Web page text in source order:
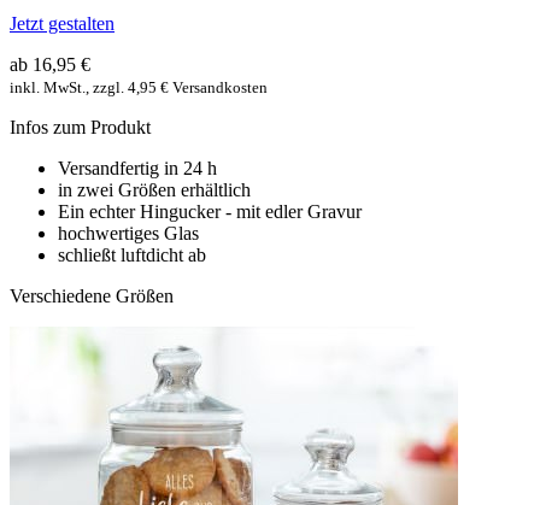
Jetzt gestalten
ab 16,95 €
inkl. MwSt., zzgl. 4,95 € Versandkosten
Infos zum Produkt
Versandfertig in 24 h
in zwei Größen erhältlich
Ein echter Hingucker - mit edler Gravur
hochwertiges Glas
schließt luftdicht ab
Verschiedene Größen